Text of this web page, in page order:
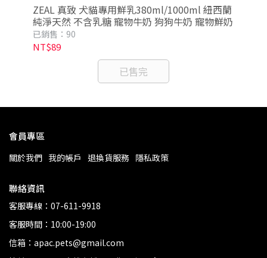
ZEAL 真致 犬貓專用鮮乳380ml/1000ml 紐西蘭
純淨天然 不含乳糖 寵物牛奶 狗狗牛奶 寵物鮮奶
已銷售：90
NT$89
已售完
會員專區
關於我們 我的帳戶 退換貨服務 隱私政策
聯絡資訊
客服專線：07-611-9918
客服時間：10:00-19:00
信箱：apac.pets@gmail.com